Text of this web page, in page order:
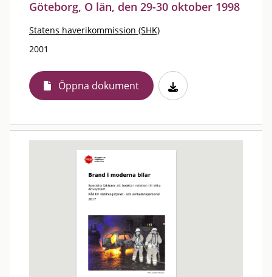
Göteborg, O län, den 29-30 oktober 1998
Statens haverikommission (SHK)
2001
Öppna dokument